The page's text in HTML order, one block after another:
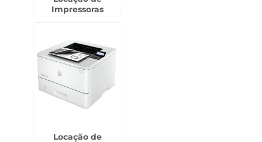
Impressoras
Locação de